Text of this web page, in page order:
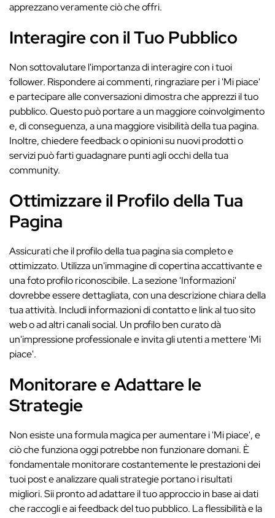
apprezzano veramente ciò che offri.
Interagire con il Tuo Pubblico
Non sottovalutare l'importanza di interagire con i tuoi
follower. Rispondere ai commenti, ringraziare per i 'Mi piace'
e partecipare alle conversazioni dimostra che apprezzi il tuo
pubblico. Questo può portare a un maggiore coinvolgimento
e, di conseguenza, a una maggiore visibilità della tua pagina.
Inoltre, chiedere feedback o opinioni su nuovi prodotti o
servizi può farti guadagnare punti agli occhi della tua
community.
Ottimizzare il Profilo della Tua
Pagina
Assicurati che il profilo della tua pagina sia completo e
ottimizzato. Utilizza un'immagine di copertina accattivante e
una foto profilo riconoscibile. La sezione 'Informazioni'
dovrebbe essere dettagliata, con una descrizione chiara della
tua attività. Includi informazioni di contatto e link al tuo sito
web o ad altri canali social. Un profilo ben curato dà
un'impressione professionale e invita gli utenti a mettere 'Mi
piace'.
Monitorare e Adattare le
Strategie
Non esiste una formula magica per aumentare i 'Mi piace', e
ciò che funziona oggi potrebbe non funzionare domani. È
fondamentale monitorare costantemente le prestazioni dei
tuoi post e analizzare quali strategie portano i risultati
migliori. Sii pronto ad adattare il tuo approccio in base ai dati
che raccogli e ai feedback del tuo pubblico. La flessibilità e la